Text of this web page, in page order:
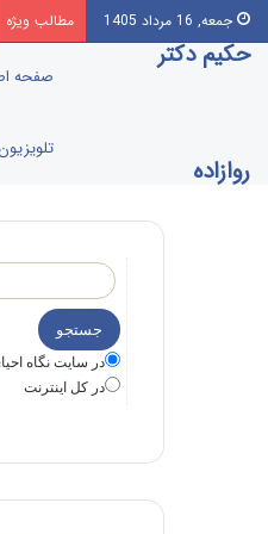
جمعه, 16 مرداد 1405 مطالب ویژه
حکیم دکتر
روازاده
صفحه
در سايت نگاه
در كل اينترنت